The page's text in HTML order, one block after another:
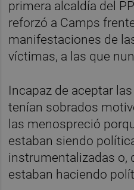
primera alcaldía del
reforzó a Camps
manifestaciones de
víctimas, a las que
Incapaz de aceptar
tenían sobrados
las menospreció
estaban siendo
instrumentalizadas o,
estaban haciendo